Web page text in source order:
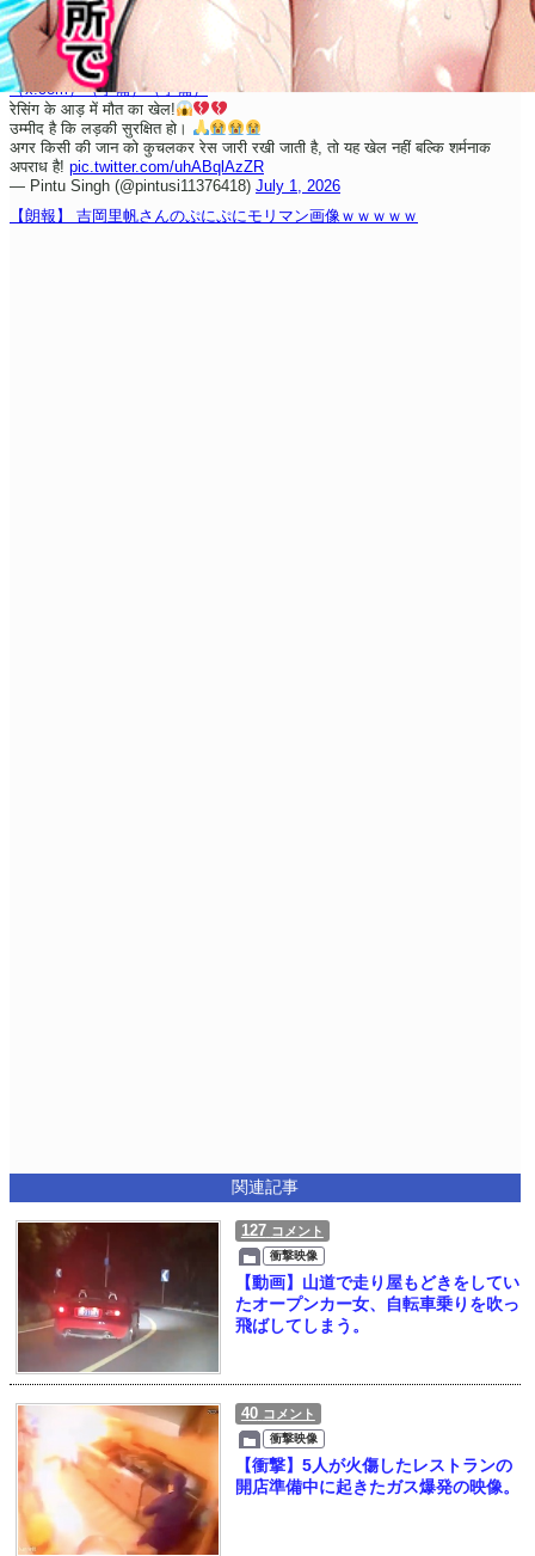
（x.com）（予備）（予備）
रेसिंग के आड़ में मौत का खेल!
उम्मीद है कि लड़की सुरक्षित हो।
अगर किसी की जान को कुचलकर रेस जारी रखी जाती है, तो यह खेल नहीं बल्कि शर्मनाक
अपराध है! pic.twitter.com/uhABqlAzZR
— Pintu Singh (@pintusi11376418) July 1, 2026
【朗報】 吉岡里帆さんのぷにぷにモリマン画像ｗｗｗｗｗ
関連記事
127 コメント
衝撃映像
【動画】山道で走り屋もどきをしてい
たオープンカー女、自転車乗りを吹っ
飛ばしてしまう。
40 コメント
衝撃映像
【衝撃】5人が火傷したレストランの
開店準備中に起きたガス爆発の映像。